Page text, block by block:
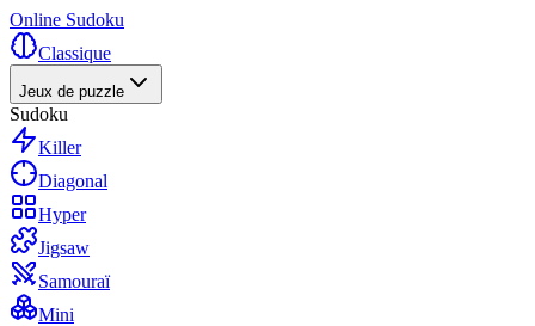
Online Sudoku
Classique
Jeux de puzzle
Sudoku
Killer
Diagonal
Hyper
Jigsaw
Samouraï
Mini